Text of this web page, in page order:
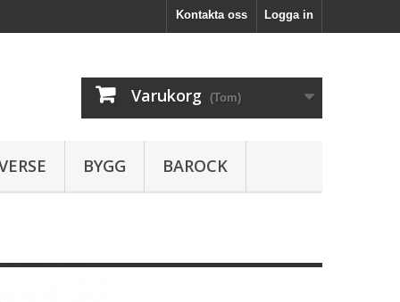
Logga in
Kontakta oss
Varukorg (Tom)
BYGG BAROCK